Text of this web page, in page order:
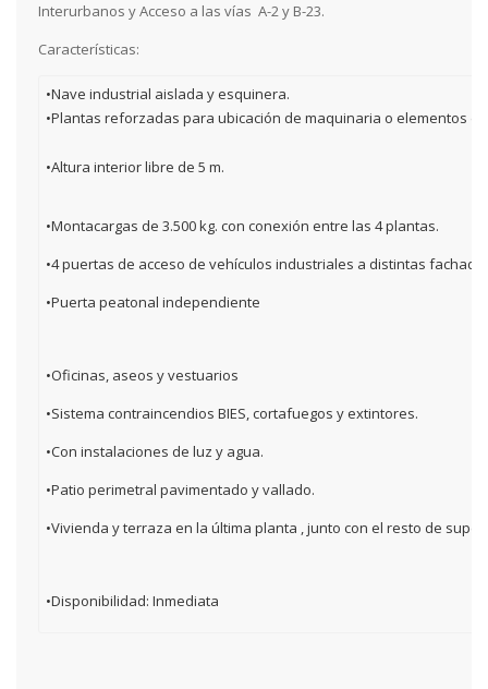
Interurbanos y Acceso a las vías A-2 y B-23.
Características:
•Nave industrial aislada y esquinera.
•Plantas reforzadas para ubicación de maquinaria o elementos
•Altura interior libre de 5 m.
•Montacargas de 3.500 kg. con conexión entre las 4 plantas.
•4 puertas de acceso de vehículos industriales a distintas
•Puerta peatonal independiente
•Oficinas, aseos y vestuarios
•Sistema contraincendios BIES, cortafuegos y extintores.
•Con instalaciones de luz y agua.
•Patio perimetral pavimentado y vallado.
•Vivienda y terraza en la última planta , junto con el resto de
•Disponibilidad: Inmediata